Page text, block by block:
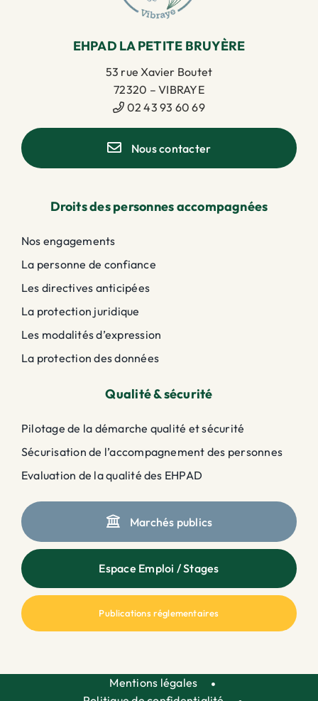
EHPAD LA PETITE BRUYÈRE
53 rue Xavier Boutet
72320 – VIBRAYE
02 43 93 60 69
Nous contacter
Droits des personnes accompagnées
Nos engagements
La personne de confiance
Les directives anticipées
La protection juridique
Les modalités d’expression
La protection des données
Qualité & sécurité
Pilotage de la démarche qualité et sécurité
Sécurisation de l’accompagnement des personnes
Evaluation de la qualité des EHPAD
Marchés publics
Espace Emploi / Stages
Publications réglementaires
Mentions légales